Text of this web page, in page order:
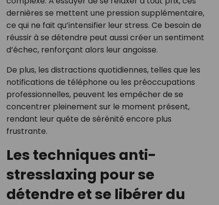
dernières se mettent une pression supplémentaire,
ce qui ne fait qu’intensifier leur stress. Ce besoin de
réussir à se détendre peut aussi créer un sentiment
d’échec, renforçant alors leur angoisse.
De plus, les distractions quotidiennes, telles que les
notifications de téléphone ou les préoccupations
professionnelles, peuvent les empêcher de se
concentrer pleinement sur le moment présent,
rendant leur quête de sérénité encore plus
frustrante.
Les techniques anti-
stresslaxing pour se
détendre et se libérer du